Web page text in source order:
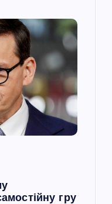
гру